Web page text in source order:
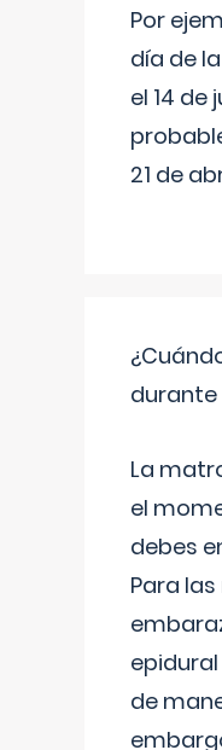
Por
día de
el 14 de
21 de
durante
La
el
debes
Para
de